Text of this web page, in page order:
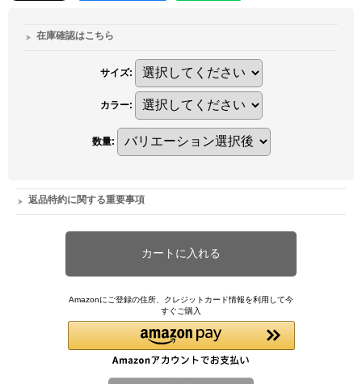
在庫確認はこちら
サイズ:
カラー:
数量:
返品特約に関する重要事項
Amazonにご登録の住所、クレジットカード情報を利用して今
すぐご購入